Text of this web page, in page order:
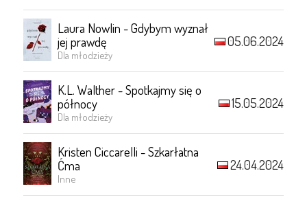
Laura Nowlin - Gdybym wyznał
jej prawdę
Dla młodzieży
05.06.2024
K.L. Walther - Spotkajmy się o
północy
Dla młodzieży
15.05.2024
Kristen Ciccarelli - Szkarłatna
Ćma
Inne
24.04.2024